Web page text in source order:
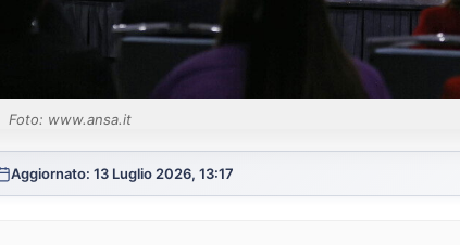
Foto: www.ansa.it
Aggiornato: 13 Luglio 2026, 13:17